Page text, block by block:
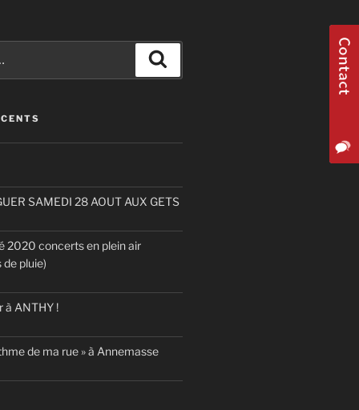
SAMEDI 28 AOUT AUX GETS
2020 concerts en plein air
de pluie)
à ANTHY !
de ma rue » à Annemasse